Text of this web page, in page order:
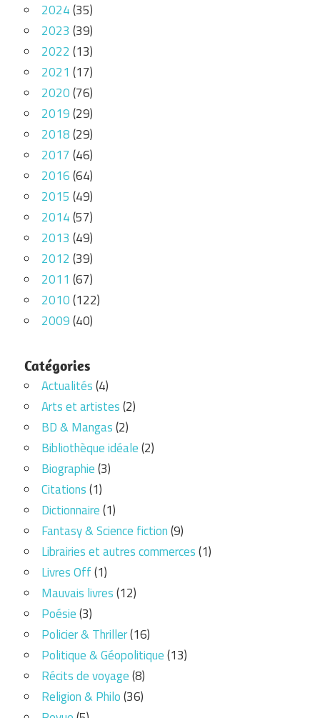
2024(35)
2023 (39)
2022 (13)
2021 (17)
2020(76)
2019(29)
2018(29)
2017 (46)
2016(64)
2015 (49)
2014(57)
2013 (49)
2012 (39)
2011 (67)
2010(122)
2009(40)
Catégories
Actualités(4)
Arts et artistes(2)
BD & Mangas(2)
Bibliothèque idéale(2)
Biographie(3)
Citations(1)
Dictionnaire(1)
Fantasy & Science fiction(9)
Librairies et autres commerces(1)
Livres Off(1)
Mauvais livres(12)
Poésie(3)
Policier & Thriller(16)
Politique & Géopolitique(13)
Récits de voyage(8)
Religion & Philo(36)